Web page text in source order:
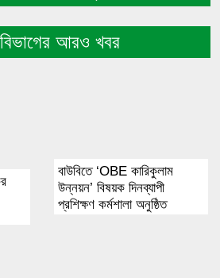
বিভাগের আরও খবর
বাউবিতে ‘OBE কারিকুলাম
উন্নয়ন’ বিষয়ক দিনব্যাপী
প্রশিক্ষণ কর্মশালা অনুষ্ঠিত